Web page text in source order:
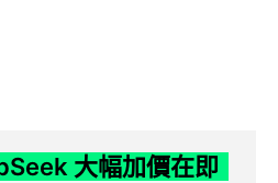
大幅加價在即